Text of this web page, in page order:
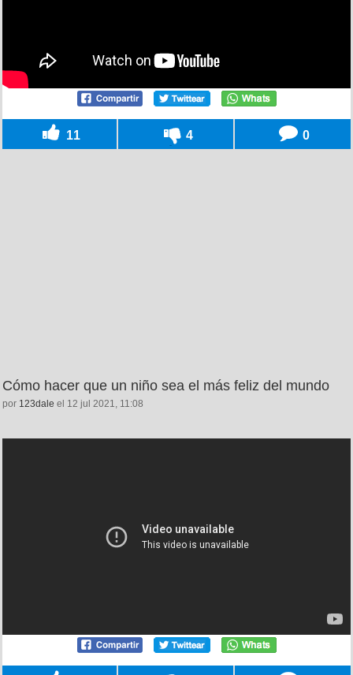
11 4 0
Cómo hacer que un niño sea el más feliz del mundo
por 123dale el 12 jul 2021, 11:08